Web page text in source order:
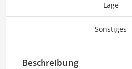
Lage
Sonstiges
Beschreibung